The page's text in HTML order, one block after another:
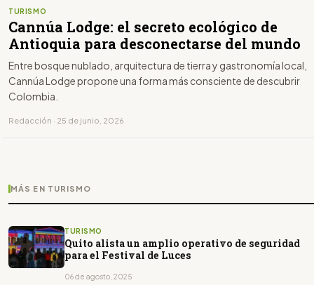
TURISMO
Cannúa Lodge: el secreto ecológico de
Antioquia para desconectarse del mundo
Entre bosque nublado, arquitectura de tierra y gastronomía local,
Cannúa Lodge propone una forma más consciente de descubrir
Colombia.
Redacción · 25 de junio, 2026
MÁS EN TURISMO
TURISMO
Quito alista un amplio operativo de seguridad
para el Festival de Luces
06 de agosto, 2025